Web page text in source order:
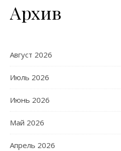
Архив
Август 2026
Июль 2026
Июнь 2026
Май 2026
Апрель 2026